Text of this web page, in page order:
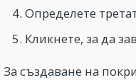
Определете
Кликнете, за да
За създаване на